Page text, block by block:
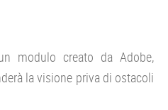
modulo creato da Adobe,
la visione priva di ostacoli